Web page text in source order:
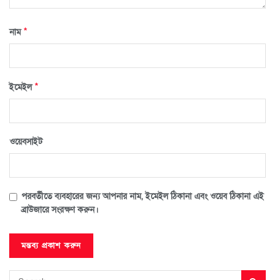
নাম*
ইমেইল*
ওয়েবসাইট
পরবর্তীতে ব্যবহারের জন্য আপনার নাম, ইমেইল ঠিকানা এবং ওয়েব ঠিকানা এই
ব্রাউজারে সংরক্ষণ করুন।